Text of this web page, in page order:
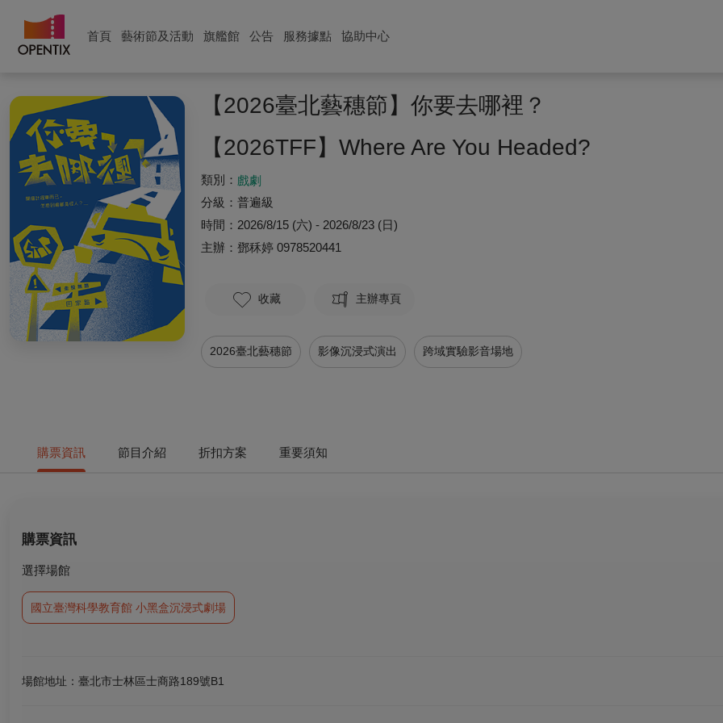
首頁 藝術節及活動 旗艦館 公告 服務據點 協助中心
【2026臺北藝穗節】你要去哪裡？
【2026TFF】Where Are You Headed?
類別： 戲劇
分級： 普遍級
時間： 2026/8/15 (六) - 2026/8/23 (日)
主辦： 鄧秝婷 0978520441
收藏 主辦專頁
2026臺北藝穗節 影像沉浸式演出 跨域實驗影音場地
購票資訊 節目介紹 折扣方案 重要須知
購票資訊
選擇場館
國立臺灣科學教育館 小黑盒沉浸式劇場
場館地址：臺北市士林區士商路189號B1